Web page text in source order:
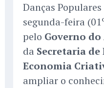
Danças
segunda-feira
pelo Governo
da Secretaria de
Economia
ampliar o